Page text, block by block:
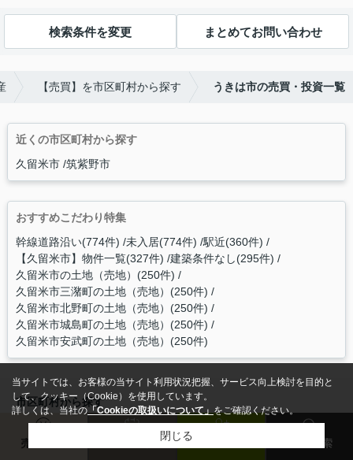
検索条件を変更 まとめてお問い合わせ
【売買】を市区町村から探す うきは市の売買・投資一覧
近くの市区町村から探す
久留米市 筑紫野市
おすすめこだわり特集
幹線道路沿い(774件) 未入居(774件) 駅近(360件)
【久留米市】物件一覧(327件) 建築条件なし(295件)
久留米市の土地（売地）(250件)
久留米市三潴町の土地（売地）(250件)
久留米市北野町の土地（売地）(250件)
久留米市城島町の土地（売地）(250件)
久留米市安武町の土地（売地）(250件)
市区町村から探す
久留米市
朝倉市 小郡市 朝倉郡筑前町
うきは市
三井郡大刀洗町
筑紫野市
売却査定 物件検索
当サイトでは、お客様の当サイト利用状況把握、サービス向上検討を目的と
して、クッキー（Cookie）を使用しています。
詳しくは、当社の「Cookieの取扱いについて」をご確認ください。
閉じる